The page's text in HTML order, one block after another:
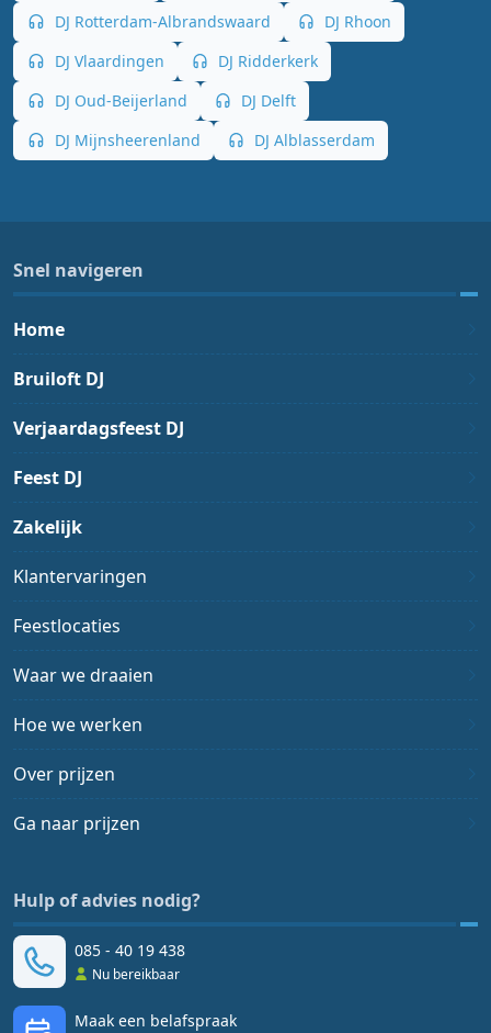
DJ Rotterdam-Albrandswaard
DJ Rhoon
DJ Vlaardingen
DJ Ridderkerk
DJ Oud-Beijerland
DJ Delft
DJ Mijnsheerenland
DJ Alblasserdam
Snel navigeren
Home
Bruiloft DJ
Verjaardagsfeest DJ
Feest DJ
Zakelijk
Klantervaringen
Feestlocaties
Waar we draaien
Hoe we werken
Over prijzen
Ga naar prijzen
Hulp of advies nodig?
085 - 40 19 438
Nu bereikbaar
Maak een belafspraak